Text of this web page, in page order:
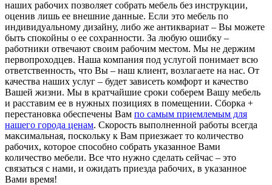
наших рабочих позволяет собрать мебель без инструкции,
оценив лишь ее внешние данные. Если это мебель по
индивидуальному дизайну, либо же антиквариат – Вы можете
быть спокойны о ее сохранности. За любую ошибку –
работники отвечают своим рабочим местом. Мы не держим
первопроходцев. Наша компания под услугой понимает всю
ответственность, что Вы – наш клиент, возлагаете на нас. От
качества наших услуг – будет зависеть комфорт и качество
Вашей жизни. Мы в кратчайшие сроки соберем Вашу мебель
и расставим ее в нужных позициях в помещении. Сборка +
перестановка обеспечены Вам по самым приемлемым для
нашего города ценам. Скорость выполненной работы всегда
максимальная, поскольку к Вам приезжает то количество
рабочих, которое способно собрать указанное Вами
количество мебели. Все что нужно сделать сейчас – это
связаться с нами, и ожидать приезда рабочих, в указанное
Вами время!